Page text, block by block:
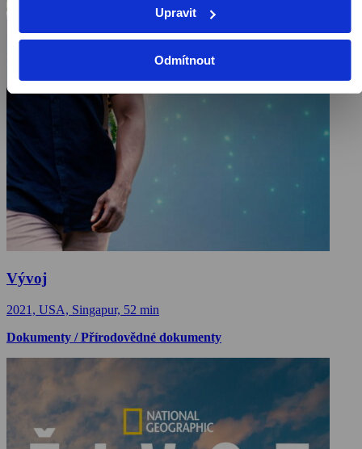
Upravit
Odmítnout
Vývoj
2021, USA, Singapur, 52 min
Dokumenty / Přírodovědné dokumenty